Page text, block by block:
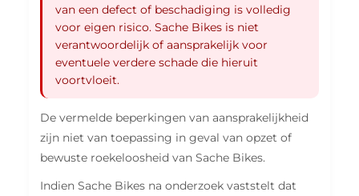
van een defect of beschadiging is volledig
voor eigen risico. Sache Bikes is niet
verantwoordelijk of aansprakelijk voor
eventuele verdere schade die hieruit
voortvloeit.
De vermelde beperkingen van aansprakelijkheid
zijn niet van toepassing in geval van opzet of
bewuste roekeloosheid van Sache Bikes.
Indien Sache Bikes na onderzoek vaststelt dat